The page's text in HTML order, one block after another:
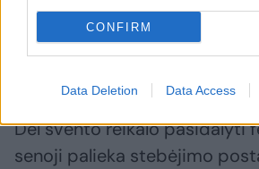
CONFIRM
Data Deletion Data Access
Dabar gi prašau parodyti, kas
Dėl švento reikalo pasidalyti
senoji palieka stebėjimo